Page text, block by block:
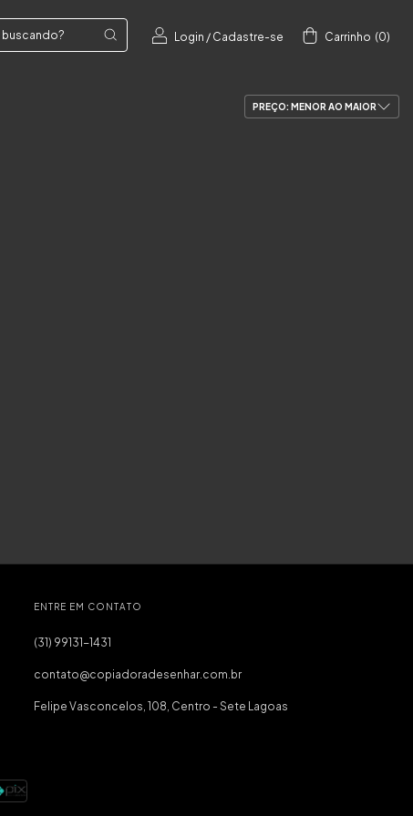
Login / Cadastre-se Carrinho (0)
ENTRE EM CONTATO
(31) 99131-1431
contato@copiadoradesenhar.com.br
Felipe Vasconcelos, 108, Centro - Sete Lagoas